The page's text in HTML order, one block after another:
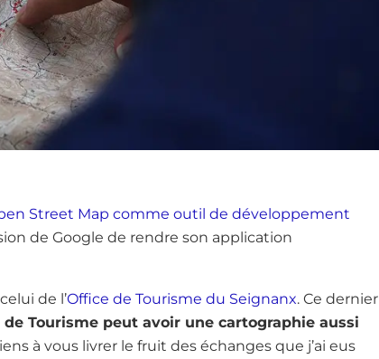
Street Map comme outil de développement
de Google de rendre son application
de l’Office de Tourisme du Seignanx. Ce dernier
Tourisme peut avoir une cartographie aussi
à vous livrer le fruit des échanges que j’ai eus